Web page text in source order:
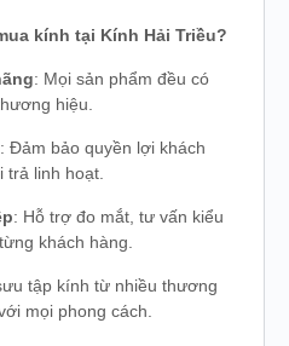
kính tại Kính Hải Triều?
: Mọi sản phẩm đều có
hiệu.
: Đảm bảo quyền lợi khách
trả linh hoạt.
: Hỗ trợ đo mắt, tư vấn kiểu
khách hàng.
tập kính từ nhiều thương
mọi phong cách.